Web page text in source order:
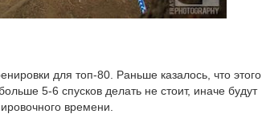
для топ-80. Раньше казалось, что этого
5-6 спусков делать не стоит, иначе будут
времени.